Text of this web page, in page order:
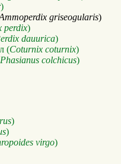
)
griseogularis)
perdix)
dauurica)
(Coturnix coturnix)
Phasianus colchicus)
)
)
virgo)